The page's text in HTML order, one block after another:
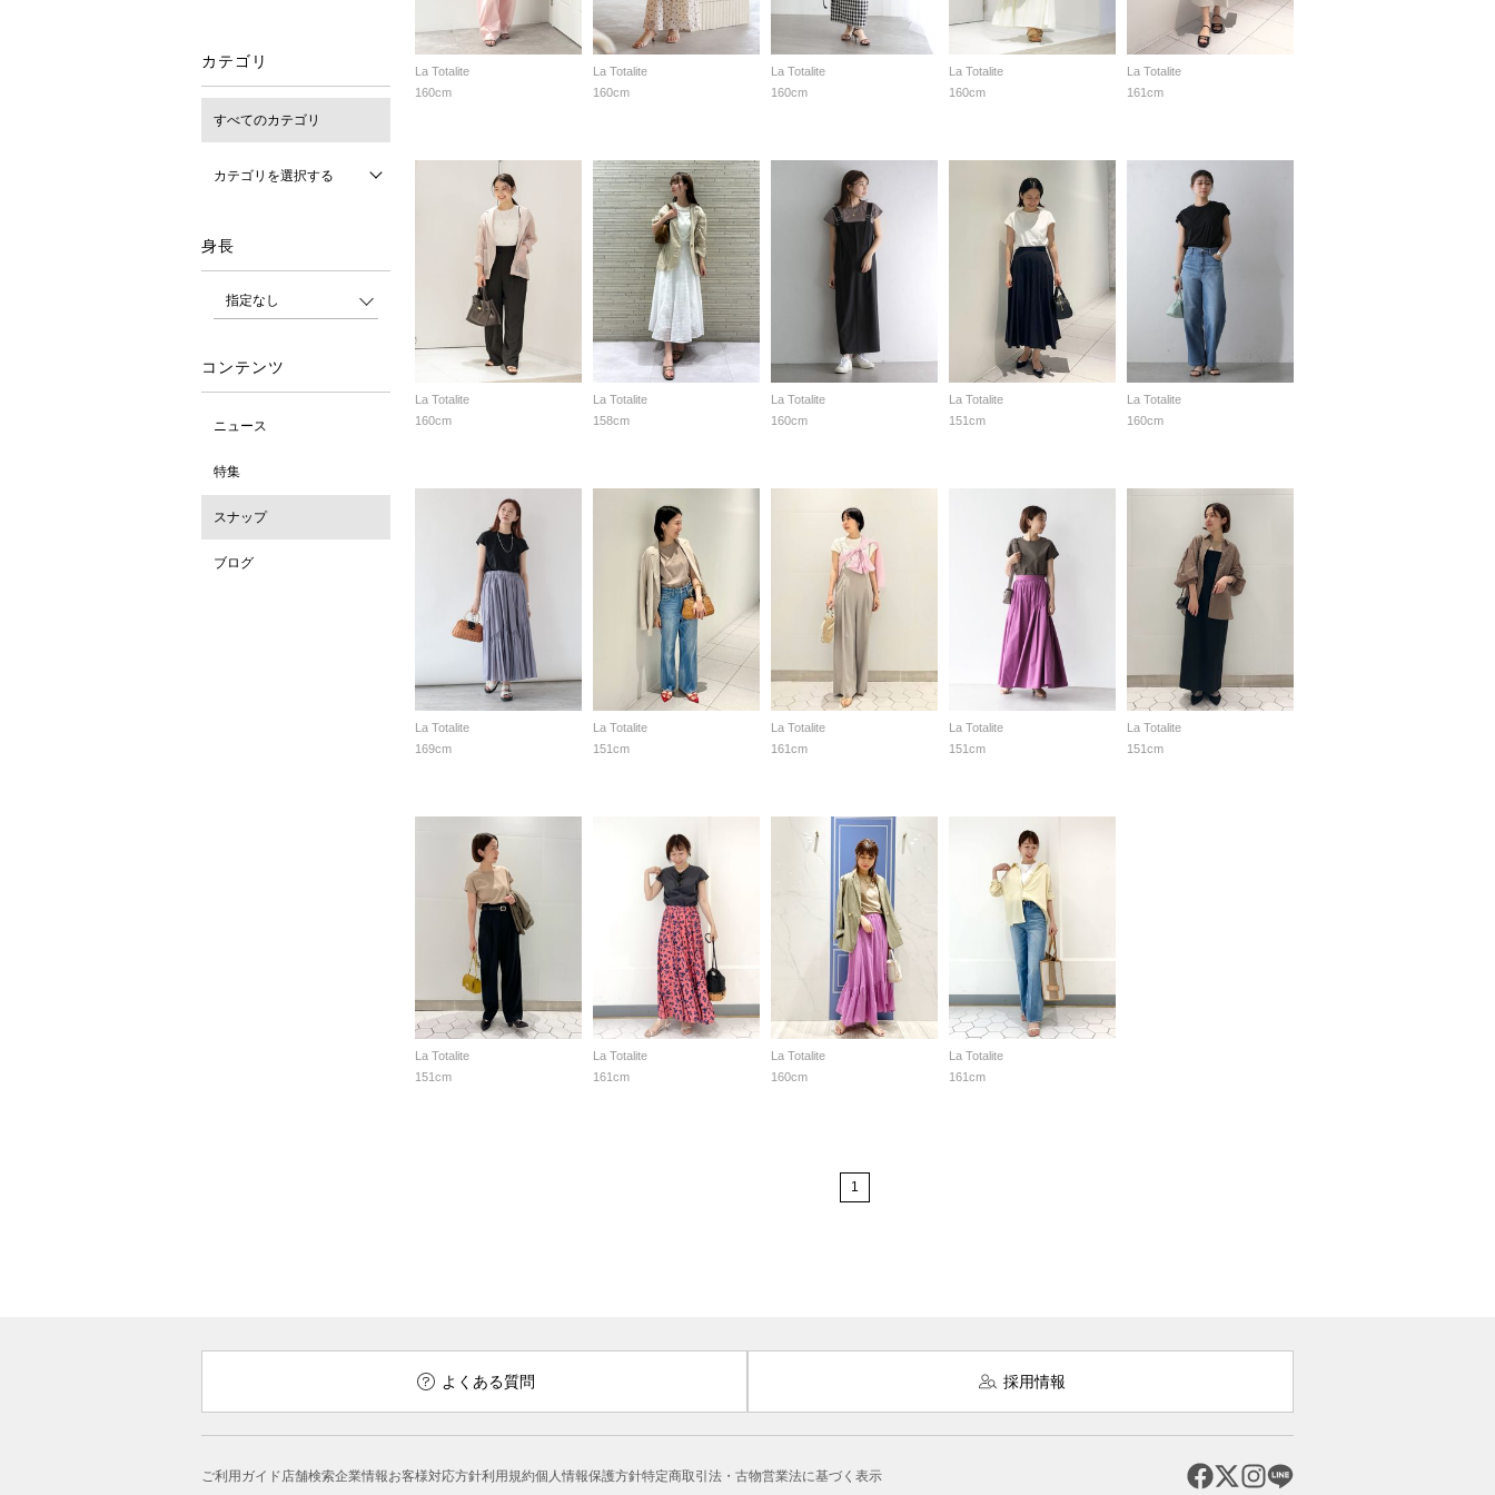
カテゴリ
すべてのカテゴリ
カテゴリを選択する
身長
コンテンツ
ニュース
特集
スナップ
ブログ
La Totalite
160cm
La Totalite
160cm
La Totalite
160cm
La Totalite
160cm
La Totalite
161cm
La Totalite
160cm
La Totalite
158cm
La Totalite
160cm
La Totalite
151cm
La Totalite
160cm
La Totalite
169cm
La Totalite
151cm
La Totalite
161cm
La Totalite
151cm
La Totalite
151cm
La Totalite
151cm
La Totalite
161cm
La Totalite
160cm
La Totalite
161cm
1
よくある質問 採用情報
ご利用ガイド店舗検索企業情報お客様対応方針利用規約個人情報保護方針特定商取引法・古物営業法に基づく表示